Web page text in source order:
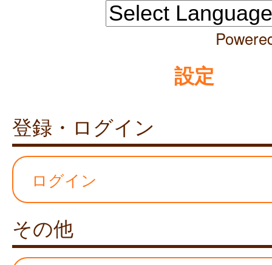
設定
登録・ログイン
ログイン
その他